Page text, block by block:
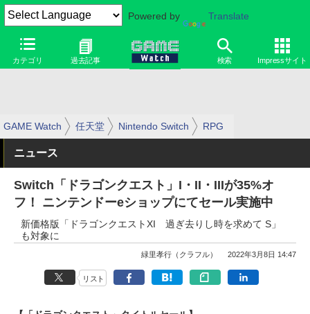
Powered by Translate
カテゴリ 過去記事 検索 Impressサイト
GAME Watch 任天堂 Nintendo Switch RPG
ニュース
Switch「ドラゴンクエスト」I・II・IIIが35%オ
フ！ ニンテンドーeショップにてセール実施中
新価格版「ドラゴンクエストXI 過ぎ去りし時を求めて S」
も対象に
緑里孝行（クラフル） 2022年3月8日 14:47
リスト